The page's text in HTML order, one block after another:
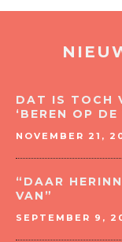
DAT IS TOCH
‘BEREN OP DE
NOVEMBER 21,
“DAAR
VAN”
SEPTEMBER 9,